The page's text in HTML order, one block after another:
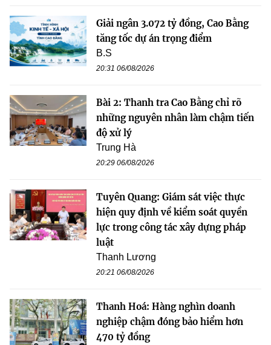
Giải ngân 3.072 tỷ đồng, Cao Bằng
tăng tốc dự án trọng điểm
B.S
20:31 06/08/2026
Bài 2: Thanh tra Cao Bằng chỉ rõ
những nguyên nhân làm chậm tiến
độ xử lý
Trung Hà
20:29 06/08/2026
Tuyên Quang: Giám sát việc thực
hiện quy định về kiểm soát quyền
lực trong công tác xây dựng pháp
luật
Thanh Lương
20:21 06/08/2026
Thanh Hoá: Hàng nghìn doanh
nghiệp chậm đóng bảo hiểm hơn
470 tỷ đồng